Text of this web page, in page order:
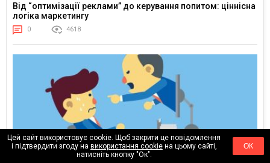
Від “оптимізації реклами” до керування попитом: ціннісна
логіка маркетингу
0 4618
Цей сайт використовує cookie. Щоб закрити це повідомлення
і підтвердити згоду на використання cookieна цьому сайті,
натисніть кнопку "Ок".
ОК